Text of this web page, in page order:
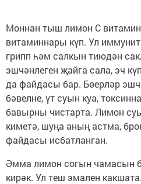
Моннан тыш лимон С
витаминнары күп. Ул
грипп һәм салкын тиюдән
эшчәнлеген җайга сала, эч
да файдасы бар. Бөерләр
бәвелне, үт суын куа,
бавырны чистарта. Лимон
киметә, шуңа аның астма,
файдасы исбатланган.
Әмма лимон согын чамасын
кирәк. Ул теш эмален